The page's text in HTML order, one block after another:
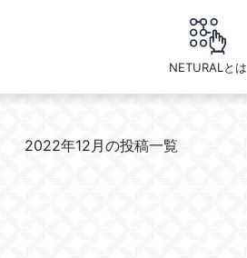
NETURALとは
2022年12月の投稿一覧